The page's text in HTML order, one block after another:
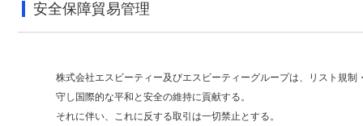
安全保障貿易管理
株式会社エスビーティー及びエスビーティーグループは、リスト規
守し国際的な平和と安全の維持に貢献する。
それに伴い、これに反する取引は一切禁止とする。